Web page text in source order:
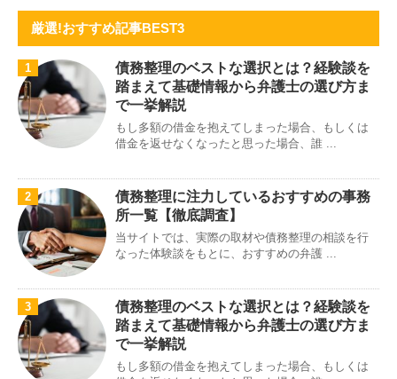
厳選!おすすめ記事BEST3
1
債務整理のベストな選択とは？経験談を
踏まえて基礎情報から弁護士の選び方ま
で一挙解説
もし多額の借金を抱えてしまった場合、もしくは
借金を返せなくなったと思った場合、誰 ...
2
債務整理に注力しているおすすめの事務
所一覧【徹底調査】
当サイトでは、実際の取材や債務整理の相談を行
なった体験談をもとに、おすすめの弁護 ...
3
債務整理のベストな選択とは？経験談を
踏まえて基礎情報から弁護士の選び方ま
で一挙解説
もし多額の借金を抱えてしまった場合、もしくは